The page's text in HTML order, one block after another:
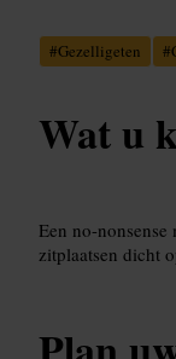
#Gezelligeten #
Wat u
Een no-
zitplaatsen dicht